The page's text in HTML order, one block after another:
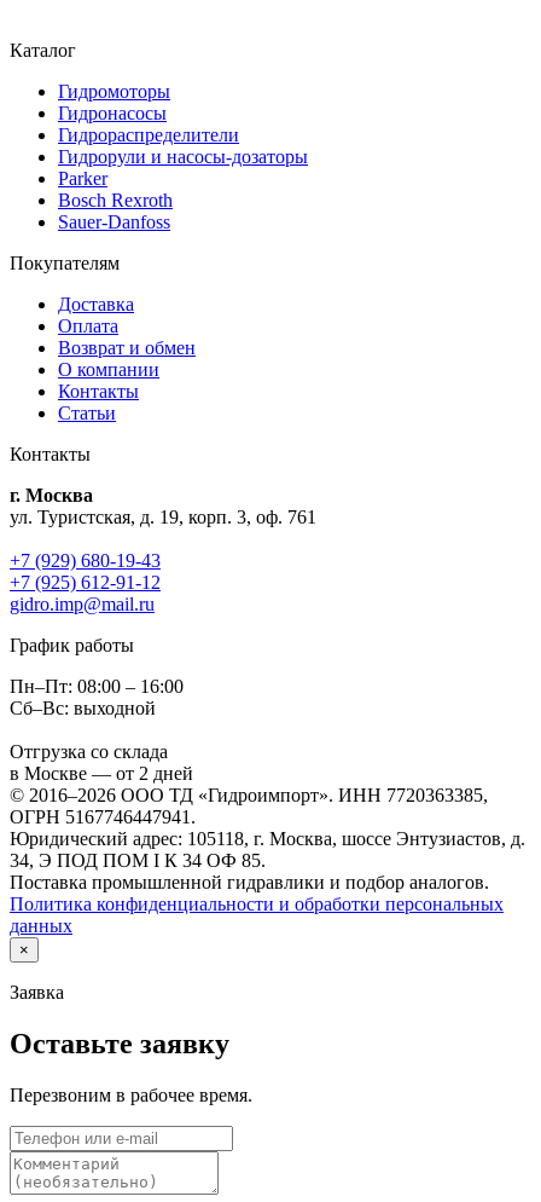
Каталог
Гидромоторы
Гидронасосы
Гидрораспределители
Гидрорули и насосы-дозаторы
Parker
Bosch Rexroth
Sauer-Danfoss
Покупателям
Доставка
Оплата
Возврат и обмен
О компании
Контакты
Статьи
Контакты
г. Москва
ул. Туристская, д. 19, корп. 3, оф. 761
+7 (929) 680-19-43
+7 (925) 612-91-12
gidro.imp@mail.ru
График работы
Пн–Пт: 08:00 – 16:00
Сб–Вс: выходной
Отгрузка со склада
в Москве — от 2 дней
© 2016–2026 ООО ТД «Гидроимпорт». ИНН 7720363385,
ОГРН 5167746447941.
Юридический адрес: 105118, г. Москва, шоссе Энтузиастов, д.
34, Э ПОД ПОМ I К 34 ОФ 85.
Поставка промышленной гидравлики и подбор аналогов.
Политика конфиденциальности и обработки персональных
данных
×
Заявка
Оставьте заявку
Перезвоним в рабочее время.